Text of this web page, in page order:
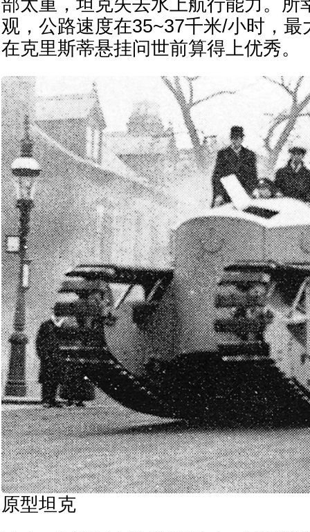
观，公路速度在35~37千米/小时，最
在克里斯蒂悬挂问世前算得上优秀。
原型坦克